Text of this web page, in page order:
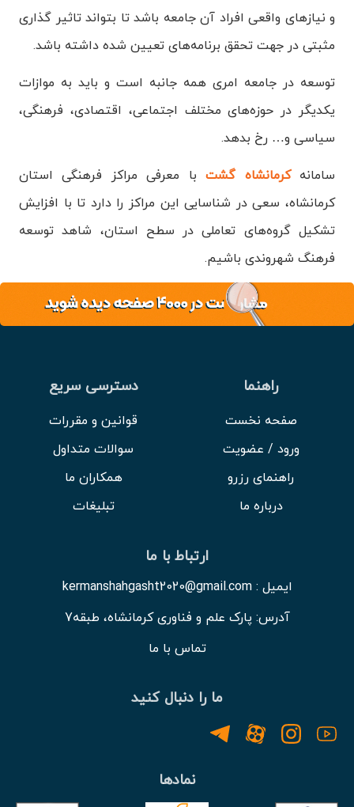
و نیازهای واقعی افراد آن جامعه باشد تا بتواند تاثیر گذاری
مثبتی در جهت تحقق برنامه‌های تعیین شده داشته باشد.
توسعه در جامعه امری همه جانبه است و باید به موازات
یکدیگر در حوزه‌های مختلف اجتماعی، اقتصادی، فرهنگی،
سیاسی و… رخ بدهد.
سامانهکرمانشاه گشتبا معرفی مراکز فرهنگی استان
کرمانشاه، سعی در شناسایی این مراکز را دارد تا با افزایش
تشکیل گروه‌‌های تعاملی در سطح استان، شاهد توسعه
فرهنگ شهروندی باشیم.
راهنما
صفحه نخست
ورود / عضویت
راهنمای رزرو
درباره ما
دسترسی سریع
قوانین و مقررات
سوالات متداول
همکاران ما
تبلیغات
ارتباط با ما
ایمیل : kermanshahgasht2020@gmail.com
آدرس: پارک علم و فناوری کرمانشاه، طبقه7
تماس با ما
ما را دنبال کنید
نمادها